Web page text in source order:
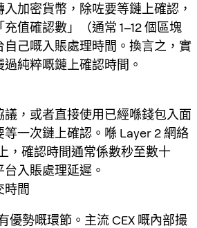
加密貨幣，除咗要等鏈上確認，
值確認數」（通常 1–12 個區塊
己嘅入賬處理時間。換言之，實
純粹嘅鏈上確認時間。
，或者直接使用已經喺錢包入面
一次鏈上確認。喺 Layer 2 網絡
，確認時間通常係數秒至數十
入賬處理延遲。
時間
優勢嘅環節。主流 CEX 嘅內部撮